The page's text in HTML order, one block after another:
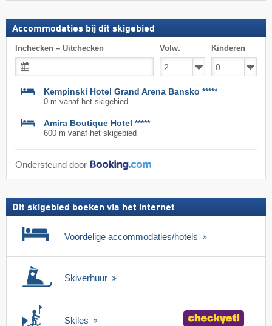
Accommodaties bij dit skigebied
Inchecken – Uitchecken Volw. Kinderen
Kempinski Hotel Grand Arena Bansko *****
0 m vanaf het skigebied
Amira Boutique Hotel *****
600 m vanaf het skigebied
Ondersteund door
Dit skigebied boeken via het internet
Voordelige accommodaties/hotels
Skiverhuur
Skiles